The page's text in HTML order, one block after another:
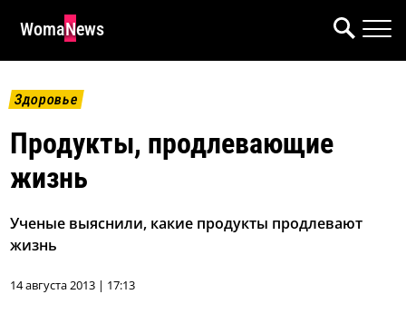
WomaNews
Здоровье
Продукты, продлевающие
жизнь
Ученые выяснили, какие продукты продлевают
жизнь
14 августа 2013 | 17:13